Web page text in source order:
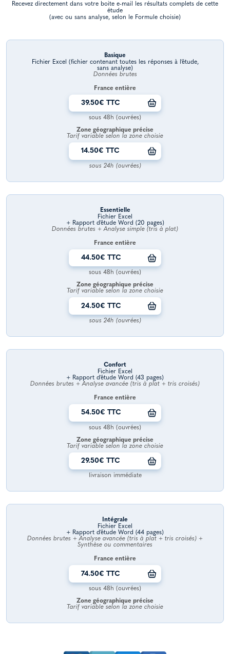
Recevez directement dans votre boite e-mail les résultats complets de cette
étude
(avec ou sans analyse, selon le Formule choisie)
Basique
Fichier Excel (fichier contenant toutes les réponses à l’étude,
sans analyse)
Données brutes
France entière
39.50€ TTC
sous 48h (ouvrées)
Zone géographique précise
Tarif variable selon la zone choisie
14.50€ TTC
sous 24h (ouvrées)
Essentielle
Fichier Excel
+ Rapport d’étude Word (20 pages)
Données brutes + Analyse simple (tris à plat)
France entière
44.50€ TTC
sous 48h (ouvrées)
Zone géographique précise
Tarif variable selon la zone choisie
24.50€ TTC
sous 24h (ouvrées)
Confort
Fichier Excel
+ Rapport d’étude Word (43 pages)
Données brutes + Analyse avancée (tris à plat + tris croisés)
France entière
54.50€ TTC
sous 48h (ouvrées)
Zone géographique précise
Tarif variable selon la zone choisie
29.50€ TTC
livraison immédiate
Intégrale
Fichier Excel
+ Rapport d’étude Word (44 pages)
Données brutes + Analyse avancée (tris à plat + tris croisés) +
Synthèse ou commentaires
France entière
74.50€ TTC
sous 48h (ouvrées)
Zone géographique précise
Tarif variable selon la zone choisie